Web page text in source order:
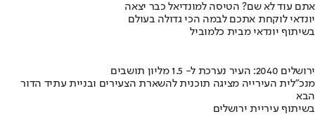
אתם עוד לא שם? הטיסה למונדיאל כבר יצאה
יונדאי לוקחת אתכם לבמה הכי גדולה בעולם
בשיתוף יונדאי מבית כלמוביל
ירושלים 2040: העיר נערכת ל- 1.5 מליון תושבים
מנכ"לית העירייה מציגה תוכנית להשארת הצעירים ובניית עתיד הדור
הבא
בשיתוף עיריית ירושלים